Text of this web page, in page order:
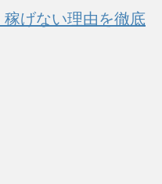
げない理由を徹底